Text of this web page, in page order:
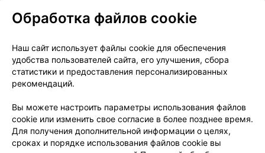
О проекте
Новости проекта
Размещение рекламы
Медицинский маркетинг
Публичный договор
Доставка
Способы оплаты
Вакансии
Партнеры
Написать руководителю 103.by
Написать в поддержку
Обработка файлов cookie
Наш сайт использует файлы cookie для обеспечения
удобства пользователей сайта, его улучшения, сбора
статистики и предоставления персонализированных
рекомендаций.
Вы можете настроить параметры использования файлов
cookie или изменить свое согласие в более позднее время.
Для получения дополнительной информации о целях,
сроках и порядке использования файлов cookie вы